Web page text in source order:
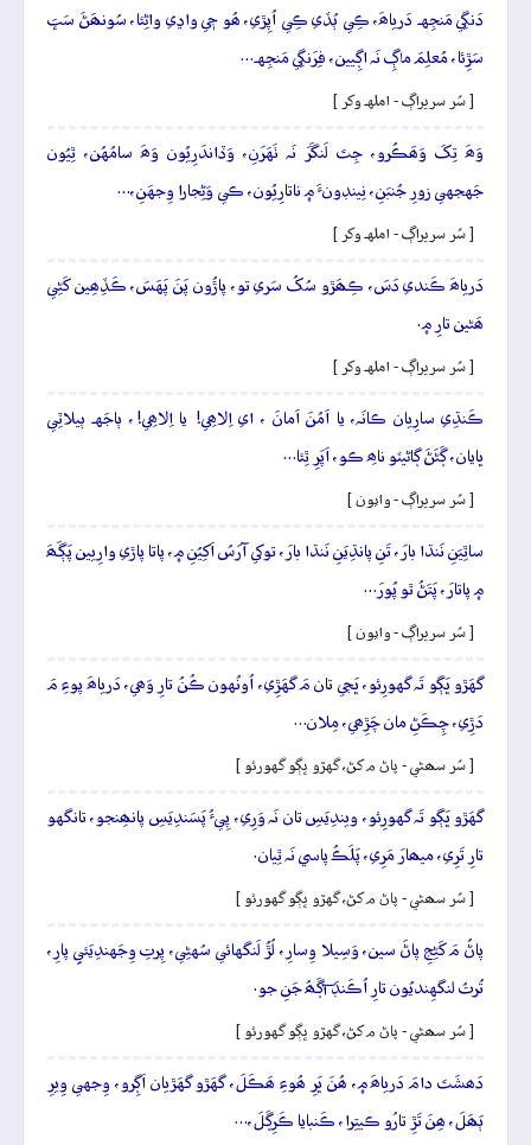
دَنگِي مَنجِهہ دَرياھَ، ڪِي ٻُڏي ڪِي اُپِڙي، ھُو جٖي واڍي واڻِئا، سُونھَڻَ سَڀَ
سَڙِئا، مُعلِمَ ماڳِ نَہ اڳِيين، فِرَنگِي مَنجِهہ…
[ سُر سريراڳ - املهہ وکر ]
وَھَ تِکَ وَھَڪُرو، جِتَ لَنگَرَ نَہ ٺَهَرَنِ، وَڏاندَرِيُون وَھَ سامُهُن، ٿِيُون
جَهجهي زورِ جُنبَنِ، نِينڊونءَ ۾ ناتارِيُون، ڪي وَڻِجارا وِجهَنِ،…
[ سُر سريراڳ - املهہ وکر ]
دَرياھَ ڪَندي دَسَ، ڪِھَڙو سُکُ سَري تو، پاڙُون پَنَ پَهَسَ، ڪَڏِھِين کَڻِي
ھَڻين تارِ ۾.
[ سُر سريراڳ - املهہ وکر ]
ڪَنڌِي سارِيان ڪانَہ، يا اَمُنَ اَمانَ ، اي اِلاھِي! يا اِلاھِي!، ٻاجَهہ ٻيلاٽِي
ڀايان، ڳَڻَڻَ ڳاڻيٽو ناھِ ڪو، اَپَرِ ٿِئا…
[ سُر سريراڳ - وايون ]
ساٿِيَنِ نَنڌا بارَ، تَنِ پانڌِيَنِ نَنڌا بارَ، توکي آرَسُ اَکِيُنِ ۾، پاتا پاڙي وارِيين پَڳَھَ
۾ پاتارَ، پَتَڻُ ٿو پُورَ…
[ سُر سريراڳ - وايون ]
گهَڙو ڀَڳو تَہ گهورِئو، ڀَڄي تان مَ گهَڙِي، اُونُهون ڪُنُ تارِ وَھي، دَرياھَ پوءِ مَ
دَڙِي، چِڪَڻِ مان چَڙِھي، مِلان…
[ سُر سھڻي - پاڻ م کڻ، گهڙو ڀڳو گهورئو ]
گهَڙو ڀَڳو تَہ گهورِئو، ويندِيَسِ تان نَہ وَرِي، پِيءُ پَسَندِيَسِ پانھِنجو، تانگهو
تارِ تَرِي، ميھارَ مَرِي، پَلَڪُ پاسي نَہ ٿِيان.
[ سُر سھڻي - پاڻ م کڻ، گهڙو ڀڳو گهورئو ]
پاڻُ مَ کَڻِجِ پاڻَ سين، وَسِيلا وِسارِ، لُڙُ لَنگهائي سُهڻِي، پِرتِ وِجَهندِيَئيِ پارِ،
تُرتُ لنگهِنديُون تارِ اُڪَنڊَ آڳَھُ جَنِ جو.
[ سُر سھڻي - پاڻ م کڻ، گهڙو ڀڳو گهورئو ]
دَھشَتَ دامَ دَرياھَ ۾، ھُنَ ڀَرِ ھُوءِ ھَڪَلَ، گهَڙو گهَڙيان اَڳِرو، وِجهي وِيرِ
ٻَھَلَ، ھِنَ تَڙِ تارُو ڪيتِرا، ڪَنبايا ڪَرِڳَلَ،…